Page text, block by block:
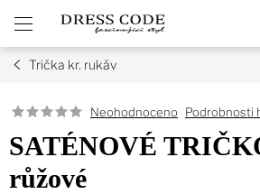
obsah
Trička kr. rukáv
Neohodnoceno Podrobnosti
SATÉNOVÉ
růžové